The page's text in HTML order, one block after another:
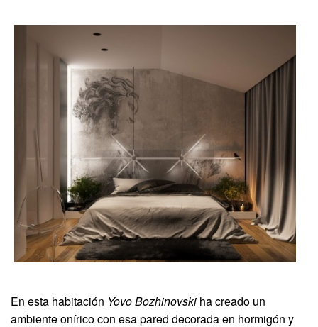
En esta habitación Yovo Bozhinovski ha creado un
ambiente onírico con esa pared decorada en hormigón y